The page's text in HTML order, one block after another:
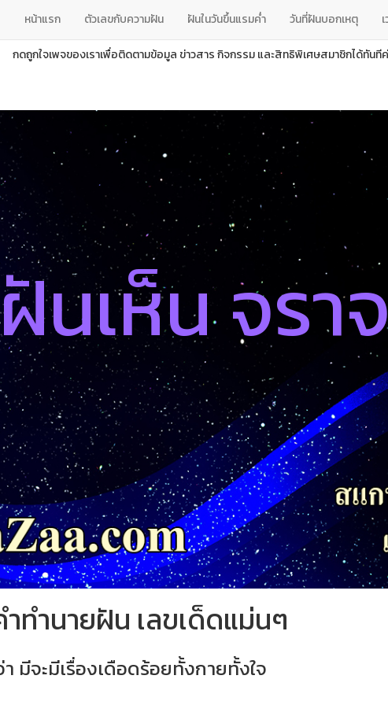
หน้าแรก ตัวเลขกับความฝัน ฝันในวันขึ้นแรมค่ำ วันที่ฝันบอกเหตุ
กดถูกใจเพจของเราเพื่อติดตามข้อมูล ข่าวสาร กิจกรรม และสิทธิพิเศษสมาชิกได้ทันที
ฝันเห็น จรา
ทำนายฝัน เลขเด็ดแม่นๆ
มีจะมีเรื่องเดือดร้อยทั้งกายทั้งใจ